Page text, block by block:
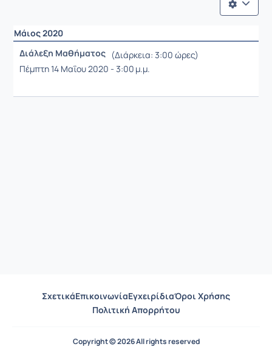
Μάιος 2020
Διάλεξη Μαθήματος (Διάρκεια: 3:00 ώρες)
Πέμπτη 14 Μαΐου 2020 - 3:00 μ.μ.
ΣχετικάΕπικοινωνίαΕγχειρίδιαΌροι Χρήσης
Πολιτική Απορρήτου
Copyright © 2026 All rights reserved